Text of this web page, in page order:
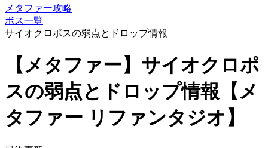
メタファー攻略
ボス一覧
サイオクロポスの弱点とドロップ情報
【メタファー】サイオクロポ
スの弱点とドロップ情報【メ
タファー リファンタジオ】